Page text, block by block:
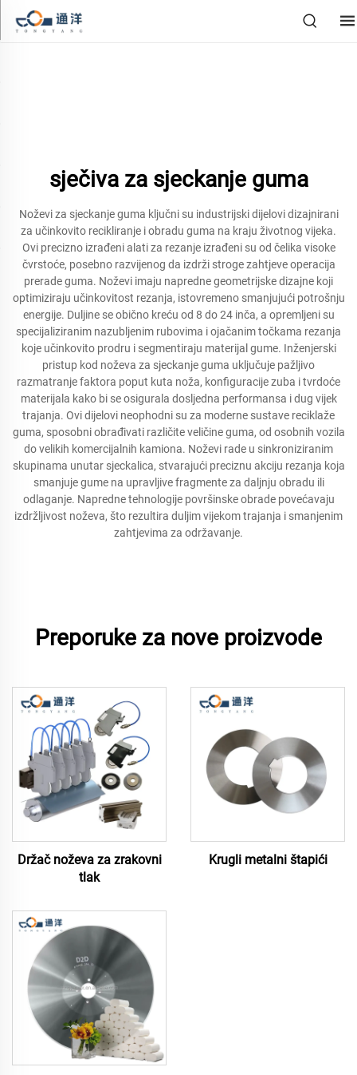
sječiva za sjeckanje guma
Noževi za sjeckanje guma ključni su industrijski dijelovi dizajnirani
za učinkovito recikliranje i obradu guma na kraju životnog vijeka.
Ovi precizno izrađeni alati za rezanje izrađeni su od čelika visoke
čvrstoće, posebno razvijenog da izdrži stroge zahtjeve operacija
prerade guma. Noževi imaju napredne geometrijske dizajne koji
optimiziraju učinkovitost rezanja, istovremeno smanjujući potrošnju
energije. Duljine se obično kreću od 8 do 24 inča, a opremljeni su
specijaliziranim nazubljenim rubovima i ojačanim točkama rezanja
koje učinkovito prodru i segmentiraju materijal gume. Inženjerski
pristup kod noževa za sjeckanje guma uključuje pažljivo
razmatranje faktora poput kuta noža, konfiguracije zuba i tvrdoće
materijala kako bi se osigurala dosljedna performansa i dug vijek
trajanja. Ovi dijelovi neophodni su za moderne sustave reciklaže
guma, sposobni obrađivati različite veličine guma, od osobnih vozila
do velikih komercijalnih kamiona. Noževi rade u sinkroniziranim
skupinama unutar sjeckalica, stvarajući preciznu akciju rezanja koja
smanjuje gume na upravljive fragmente za daljnju obradu ili
odlaganje. Napredne tehnologije površinske obrade povećavaju
izdržljivost noževa, što rezultira duljim vijekom trajanja i smanjenim
zahtjevima za održavanje.
Preporuke za nove proizvode
Držač noževa za zrakovni
tlak
Krugli metalni štapići